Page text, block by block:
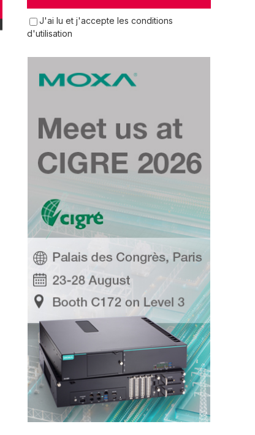
J'ai lu et j'accepte les conditions
d'utilisation